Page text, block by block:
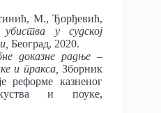
М., Ђорђевић,
у судској
Београд, 2020.
доказне радње –
и пракса, Зборник
реформе казненог
и поуке,